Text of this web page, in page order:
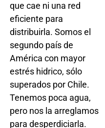
que cae ni una red
eficiente para
distribuirla. Somos el
segundo país de
América con mayor
estrés hidrico, sólo
superados por Chile.
Tenemos poca agua,
pero nos la arreglamos
para desperdiciarla.